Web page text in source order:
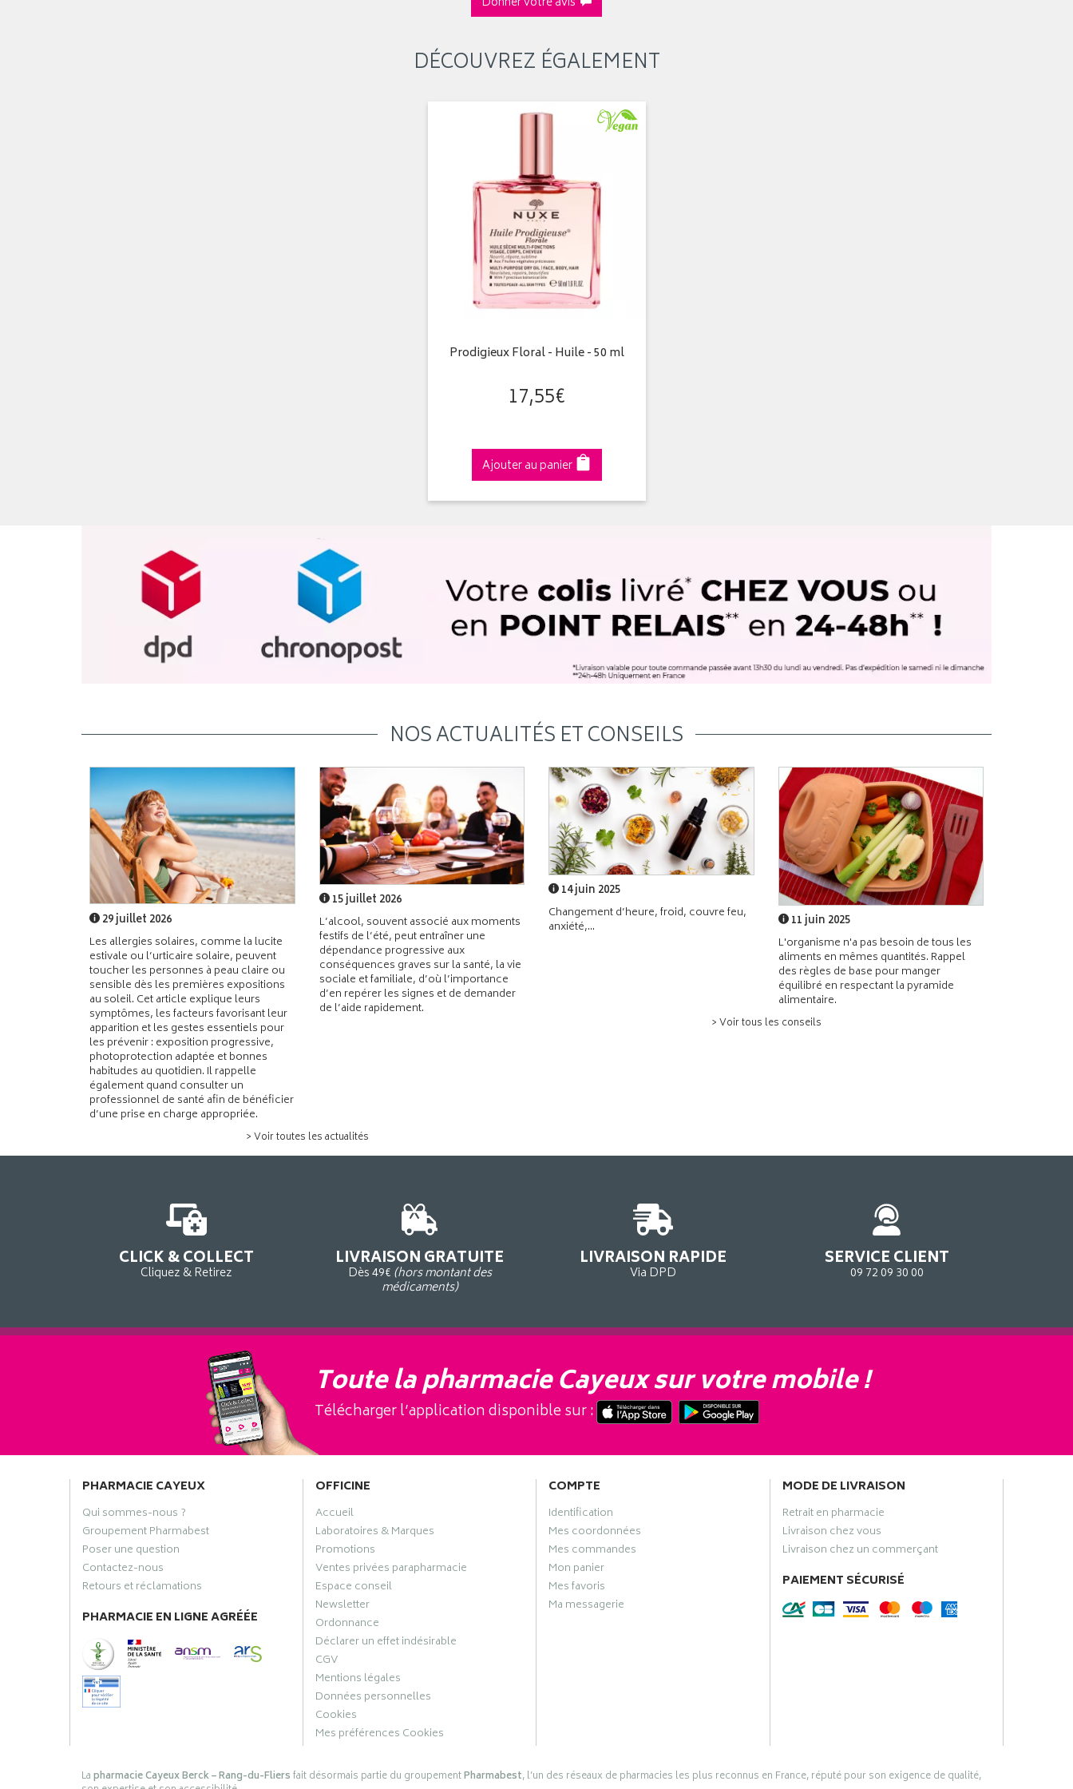
DÉCOUVREZ ÉGALEMENT
Prodigieux Floral - Huile - 50 ml
17,55€
Ajouter au panier
NOS ACTUALITÉS ET CONSEILS
29 juillet 2026
Les allergies solaires, comme la lucite
estivale ou l’urticaire solaire, peuvent
toucher les personnes à peau claire ou
sensible dès les premières expositions
au soleil. Cet article explique leurs
symptômes, les facteurs favorisant leur
apparition et les gestes essentiels pour
les prévenir : exposition progressive,
photoprotection adaptée et bonnes
habitudes au quotidien. Il rappelle
également quand consulter un
professionnel de santé afin de bénéficier
d’une prise en charge appropriée.
15 juillet 2026
L’alcool, souvent associé aux moments
festifs de l’été, peut entraîner une
dépendance progressive aux
conséquences graves sur la santé, la vie
sociale et familiale, d’où l’importance
d’en repérer les signes et de demander
de l’aide rapidement.
> Voir toutes les actualités
14 juin 2025
Changement d’heure, froid, couvre feu,
anxiété,...
11 juin 2025
L'organisme n'a pas besoin de tous les
aliments en mêmes quantités. Rappel
des règles de base pour manger
équilibré en respectant la pyramide
alimentaire.
> Voir tous les conseils
CLICK & COLLECT
Cliquez & Retirez
LIVRAISON GRATUITE
Dès 49€ (hors montant des
médicaments)
LIVRAISON RAPIDE
Via DPD
SERVICE CLIENT
09 72 09 30 00
Toute la pharmacie Cayeux sur votre mobile !
Télécharger l’application disponible sur :
PHARMACIE CAYEUX
Qui sommes-nous ?
Groupement Pharmabest
Poser une question
Contactez-nous
Retours et réclamations
PHARMACIE EN LIGNE AGRÉÉE
OFFICINE
Accueil
Laboratoires & Marques
Promotions
Ventes privées parapharmacie
Espace conseil
Newsletter
Ordonnance
Déclarer un effet indésirable
CGV
Mentions légales
Données personnelles
Cookies
Mes préférences Cookies
COMPTE
Identification
Mes coordonnées
Mes commandes
Mon panier
Mes favoris
Ma messagerie
MODE DE LIVRAISON
Retrait en pharmacie
Livraison chez vous
Livraison chez un commerçant
PAIEMENT SÉCURISÉ
Lapharmacie Cayeux Berck – Rang-du-Fliersfait désormais partie du groupementPharmabest, l’un des réseaux de pharmacies les plus reconnus en France, réputé pour son exigence de qualité,